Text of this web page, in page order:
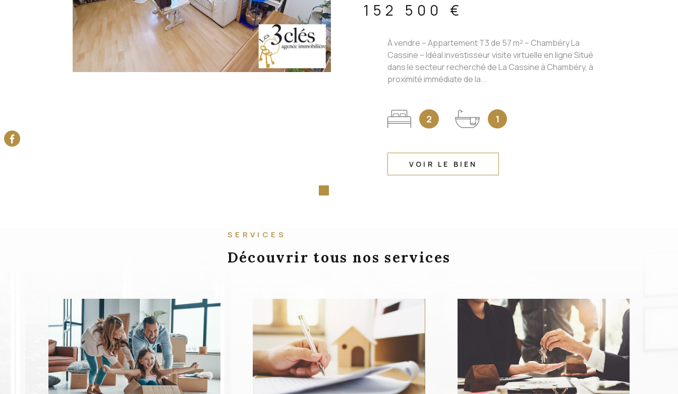
152 500 €
À vendre – Appartement T3 de 57 m² – Chambéry La
Cassine – Idéal investisseur visite virtuelle en ligne Situé
dans le secteur recherché de La Cassine à Chambéry, à
proximité immédiate de la...
2 1
VOIR LE BIEN
SERVICES
Découvrir tous nos services